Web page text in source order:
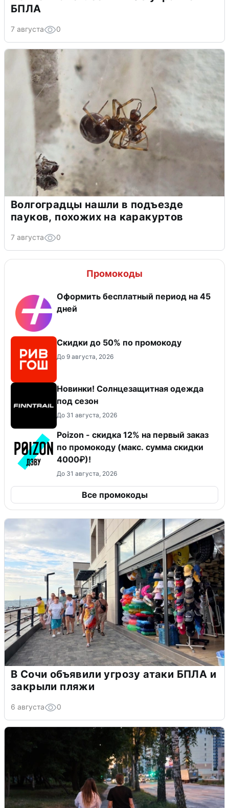
БПЛА
7 августа 0
Волгоградцы нашли в подъезде
пауков, похожих на каракуртов
7 августа 0
Промокоды
Оформить бесплатный период на 45
дней
Скидки до 50% по промокоду
До 9 августа, 2026
Новинки! Солнцезащитная одежда
под сезон
До 31 августа, 2026
Poizon - скидка 12% на первый заказ
по промокоду (макс. сумма скидки
4000₽)!
До 31 августа, 2026
Все промокоды
В Сочи объявили угрозу атаки БПЛА и
закрыли пляжи
6 августа 0